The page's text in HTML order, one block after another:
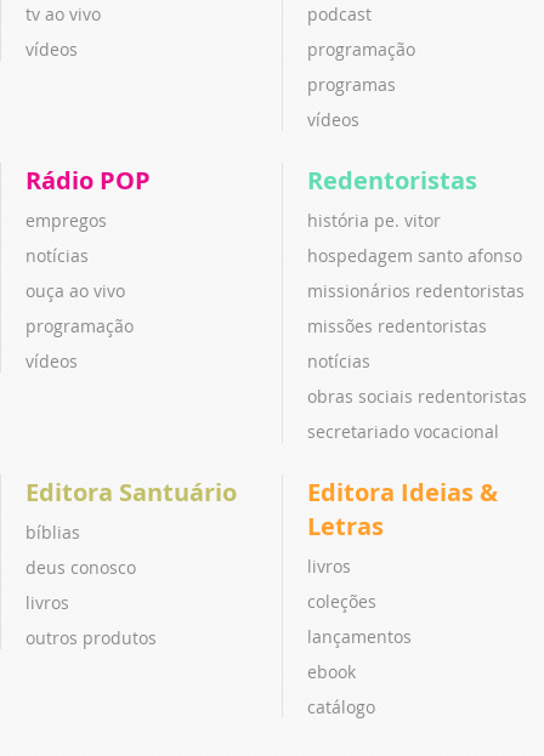
tv ao vivo
vídeos
podcast
programação
programas
vídeos
Rádio POP
empregos
notícias
ouça ao vivo
programação
vídeos
Redentoristas
história pe. vitor
hospedagem santo afonso
missionários redentoristas
missões redentoristas
notícias
obras sociais redentoristas
secretariado vocacional
Editora Santuário
bíblias
deus conosco
livros
outros produtos
Editora Ideias &
Letras
livros
coleções
lançamentos
ebook
catálogo